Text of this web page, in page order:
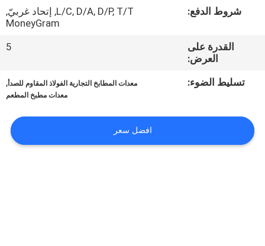
رقابة
اتصل
أخبار
شروط الدفع:
L/C, D/A, D/P, T/T, إتحاد غربيّ,
MoneyGram
القدرة على
العرض:
5
تسليط الضوء: معدات المطابخ التجارية الفولاذ المقاوم للصدأ ,
معدات مطبخ المطعم
افضل سعر